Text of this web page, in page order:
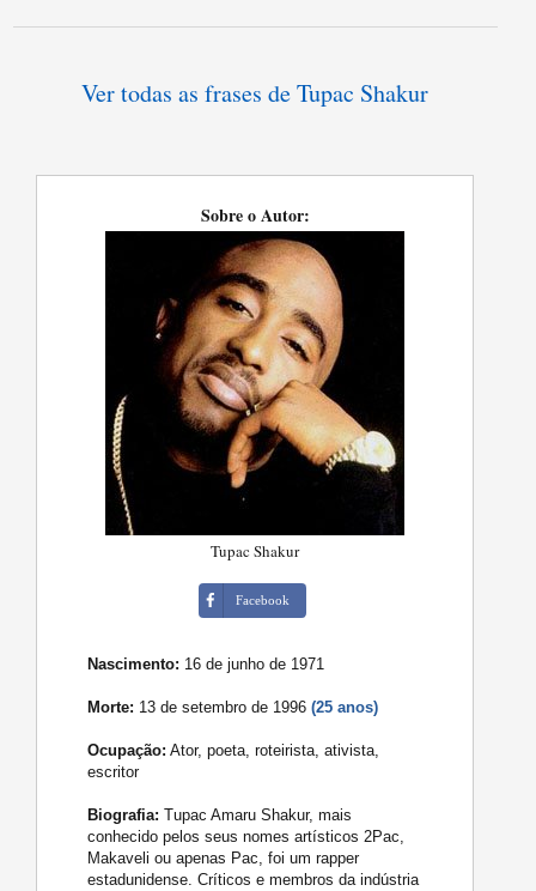
Ver todas as frases de Tupac Shakur
Sobre o Autor:
Tupac Shakur
Facebook
Nascimento: 16 de junho de 1971
Morte: 13 de setembro de 1996(25 anos)
Ocupação: Ator, poeta, roteirista, ativista,
escritor
Biografia: Tupac Amaru Shakur, mais
conhecido pelos seus nomes artísticos 2Pac,
Makaveli ou apenas Pac, foi um rapper
estadunidense. Críticos e membros da indústria